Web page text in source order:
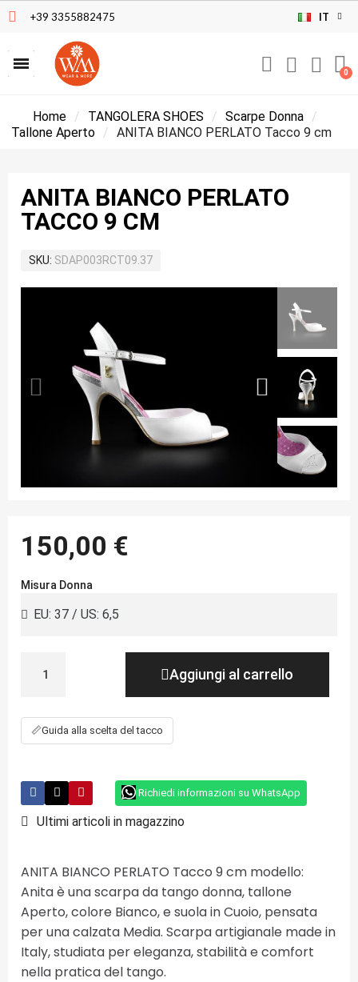
+39 3355882475 IT
Home TANGOLERA SHOES
Scarpe Donna
Tallone Aperto
ANITA BIANCO PERLATO Tacco 9 cm
ANITA BIANCO PERLATO
TACCO 9 CM
SKU SDAP003RCT09.37
150,00 €
Misura Donna
Aggiungi al carrello
📏Guida alla scelta del tacco
Richiedi informazioni su WhatsApp
Ultimi articoli in magazzino
ANITA BIANCO PERLATO Tacco 9 cm modello:
Anita è una scarpa da tango donna, tallone
Aperto, colore Bianco, e suola in Cuoio, pensata
per una calzata Media. Scarpa artigianale made in
Italy, studiata per eleganza, stabilità e comfort
nella pratica del tango.